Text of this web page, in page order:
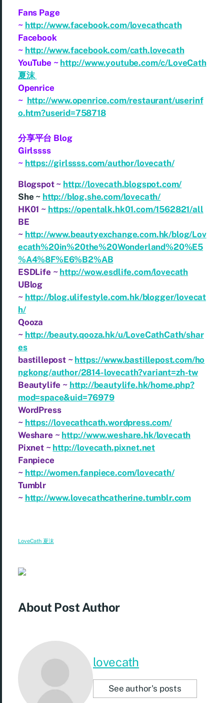
Fans Page
~ http://www.facebook.com/lovecathcath
Facebook
~ http://www.facebook.com/cath.lovecath
YouTube ~ http://www.youtube.com/c/LoveCath
夏沫
Openrice
~ http://www.openrice.com/restaurant/userinf
o.htm?userid=758718
分享平台 Blog
Girlssss
~ https://girlssss.com/author/lovecath/
Blogspot ~ http://lovecath.blogspot.com/
She ~ http://blog.she.com/lovecath/
HK01 ~ https://opentalk.hk01.com/1562821/all
BE
~ http://www.beautyexchange.com.hk/blog/Lov
ecath%20in%20the%20Wonderland%20%E5
%A4%8F%E6%B2%AB
ESDLife ~ http://wow.esdlife.com/lovecath
UBlog
~ http://blog.ulifestyle.com.hk/blogger/lovecat
h/
Qooza
~ http://beauty.qooza.hk/u/LoveCathCath/shar
es
bastillepost ~ https://www.bastillepost.com/ho
ngkong/author/2814-lovecath?variant=zh-tw
Beautylife ~ http://beautylife.hk/home.php?
mod=space&uid=76979
WordPress
~ https://lovecathcath.wordpress.com/
Weshare ~ http://www.weshare.hk/lovecath
Pixnet ~ http://lovecath.pixnet.net
Fanpiece
~ http://women.fanpiece.com/lovecath/
Tumblr
~ http://www.lovecathcatherine.tumblr.com
LoveCath 夏沫
About Post Author
lovecath
See author's posts